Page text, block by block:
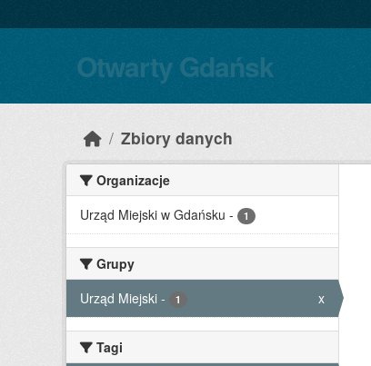
Otwarty Gdańsk
Zbiory danych
Organizacje
Urząd Miejski w Gdańsku - 1
Grupy
Urząd Miejski - 1 x
Tagi